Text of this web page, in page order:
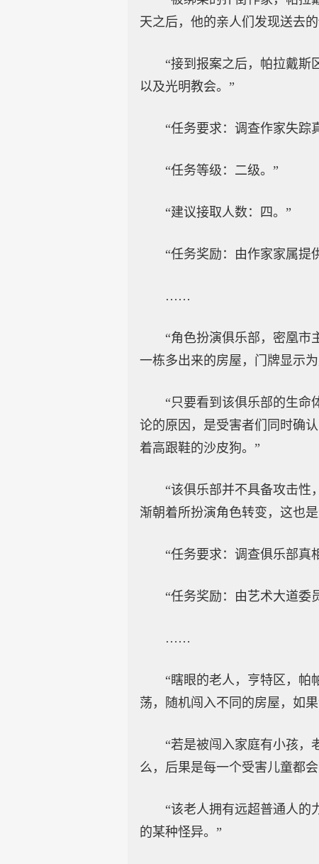
天之后，他的亲人们发现送去
“接到报案之后，帕拉戴斯
以及光明教会。”
“任务要求：调查作家失踪
“任务等级：二级。”
“建议接取人数：四。”
“任务奖励：由作家家属提
……
“角色扮演俱乐部，密凰市
一栋多出来的房屋，门牌显示
“只要看到该俱乐部的生命
论的原因，是受害者们同时确
着高跟鞋的沙皮狗。”
“该俱乐部并不具备攻击性
渐朝着所扮演角色转变，这也
“任务要求：调查俱乐部真
“任务奖励：由艺术大道委
……
“瞎眼的老人，亨特区，帕
荡，随机闯入不同的房屋，如
“若是被闯入家庭有小孩，
么，后果是每一个受害儿童都
“该老人拥有远超普通人的
的某种怪异。”